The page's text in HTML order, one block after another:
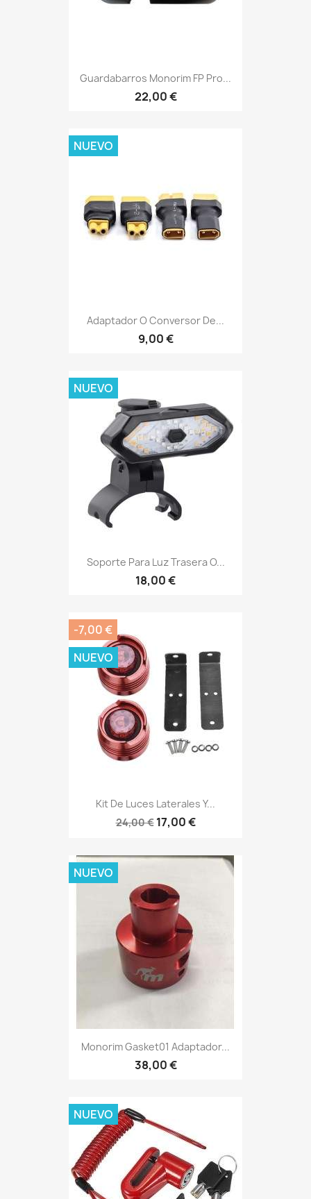
Guardabarros Monorim FP Pro...
22,00 €
Adaptador O Conversor De...
9,00 €
NUEVO
Soporte Para Luz Trasera O...
18,00 €
NUEVO
Kit De Luces Laterales Y...
24,00 € 17,00 €
-7,00 €
NUEVO
Monorim Gasket01 Adaptador...
38,00 €
NUEVO
NUEVO